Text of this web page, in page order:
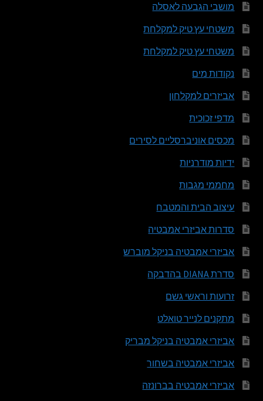
מושבי הגבעה לאסלה
משטחי עץ טיק למקלחת
משטחי עץ טיק למקלחת
נקודות מים
אביזרים למקלחון
מדפי זכוכית
מכסים אוניברסליים לסירים
ידיות מודרניות
מחממי מגבות
עיצוב הבית והמטבח
סדרות אביזרי אמבטיה
אביזרי אמבטיה בניקל מוברש
סדרת DIANA בהדבקה
זרועות וראשי גשם
מתקנים לנייר טואלט
אביזרי אמבטיה בניקל מבריק
אביזרי אמבטיה בשחור
אביזרי אמבטיה בברונזה